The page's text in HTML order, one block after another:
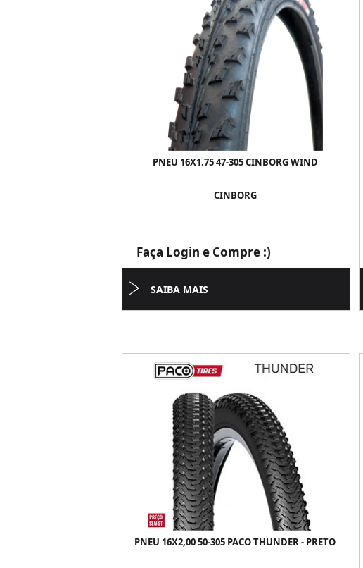
PNEU 16X1.75 47-305 CINBORG WIND
CINBORG
Faça Login e Compre :)
SAIBA MAIS
PNEU 16X2,00 50-305 PACO THUNDER - PRETO